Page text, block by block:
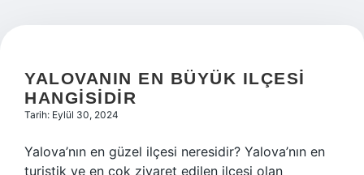
YALOVANIN EN BÜYÜK ILÇESI
HANGISIDIR
Tarih: Eylül 30, 2024
Yalova’nın en güzel ilçesi neresidir? Yalova’nın en
turistik ve en çok ziyaret edilen ilçesi olan